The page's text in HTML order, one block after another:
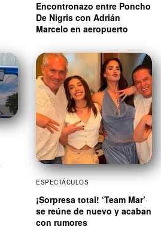
Encontronazo entre Poncho
De Nigris con Adrián
Marcelo en aeropuerto
ESPECTÁCULOS
¡Sorpresa total! ‘Team Mar’
se reúne de nuevo y acaban
con rumores